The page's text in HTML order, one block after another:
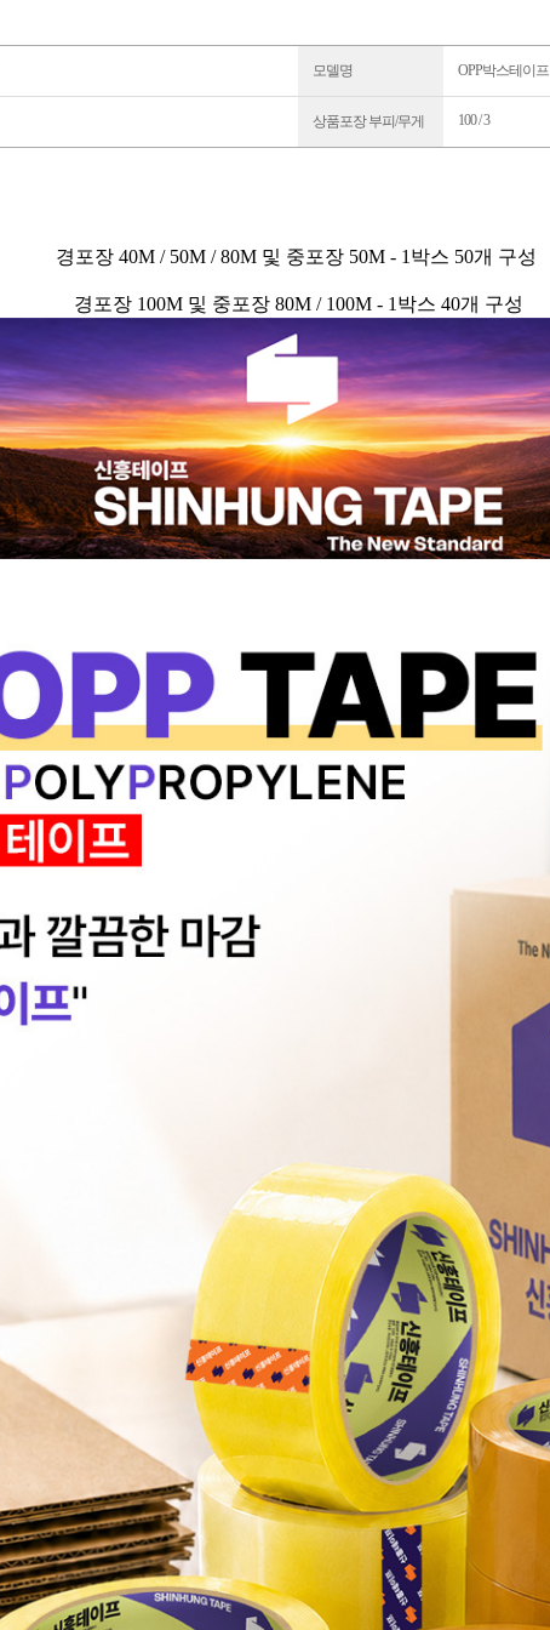
모델명 OPP박스테이프
상품포장 부피/무게 100 / 3
경포장 40M / 50M / 80M 및 중포장 50M - 1박스 50개 구성
경포장 100M 및 중포장 80M / 100M - 1박스 40개 구성